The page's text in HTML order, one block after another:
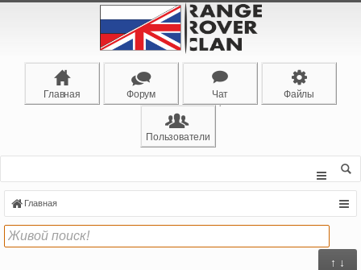
Главная Форум Чат Файлы
Пользователи
Главная
↑ ↓